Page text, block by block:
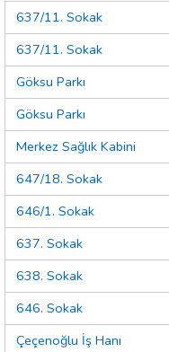
637/11. Sokak
637/11. Sokak
Göksu Parkı
Göksu Parkı
Merkez Sağlık Kabini
647/18. Sokak
646/1. Sokak
637. Sokak
638. Sokak
646. Sokak
Çeçenoğlu İş Hanı